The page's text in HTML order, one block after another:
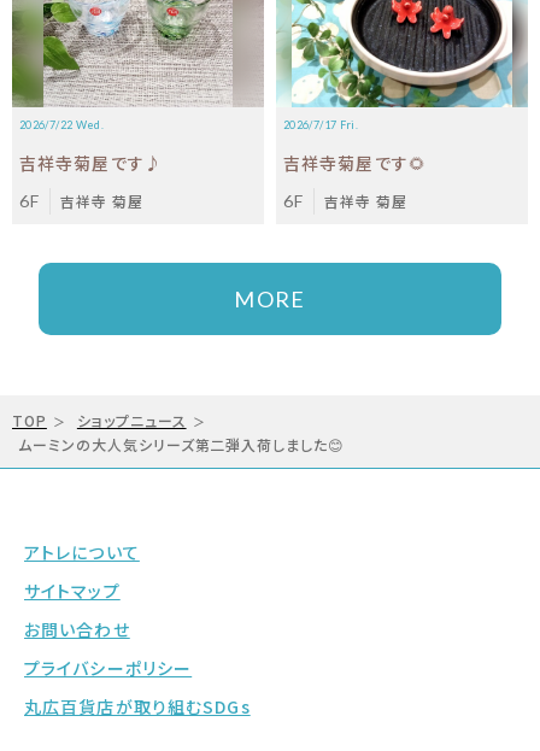
2026/7/22 Wed.
吉祥寺菊屋です♪
6F 吉祥寺 菊屋
2026/7/17 Fri.
吉祥寺菊屋です🌻
6F 吉祥寺 菊屋
MORE
TOP
ショップニュース
ムーミンの大人気シリーズ第二弾入荷しました😊
アトレについて
サイトマップ
お問い合わせ
プライバシーポリシー
丸広百貨店が取り組むSDGs